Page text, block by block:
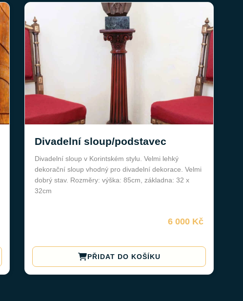
Divadelní sloup/podstavec
Divadelní sloup v Korintském stylu. Velmi lehký
dekorační sloup vhodný pro divadelní dekorace. Velmi
dobrý stav. Rozměry: výška: 85cm, základna: 32 x
32cm
6 000 Kč
PŘIDAT DO KOŠÍKU